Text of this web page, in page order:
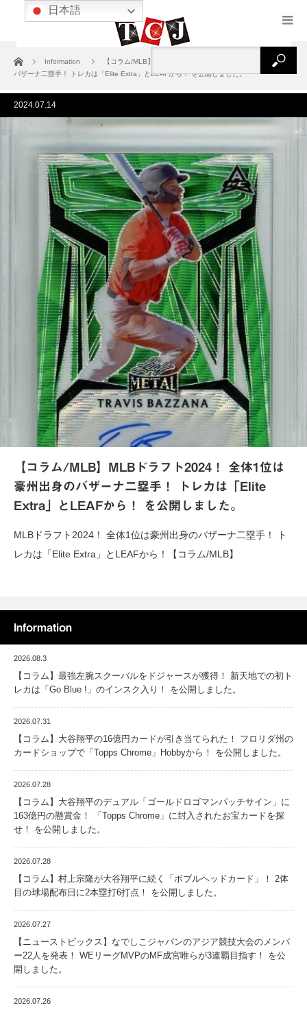
ホーム Information
【コラム/MLB】MLBドラフト2024！ 全体1位は豪州出身の
バザーナ二塁手！ トレカは「Elite Extra」とLEAFから！ を公開しました。
2024.07.14
【コラム/MLB】MLBドラフト2024！ 全体1位は
豪州出身のバザーナ二塁手！ トレカは「Elite
Extra」とLEAFから！ を公開しました。
MLBドラフト2024！ 全体1位は豪州出身のバザーナ二塁手！ ト
レカは「Elite Extra」とLEAFから！【コラム/MLB】
Information
2026.08.3
【コラム】最強左腕スクーバルをドジャースが獲得！ 新天地での初ト
レカは「Go Blue !」のインスク入り！ を公開しました。
2026.07.31
【コラム】大谷翔平の16億円カードが引き当てられた！ フロリダ州の
カードショップで「Topps Chrome」Hobbyから！ を公開しました。
2026.07.28
【コラム】大谷翔平のデュアル「ゴールドロゴマンパッチサイン」に
163億円の懸賞金！ 「Topps Chrome」に封入されたお宝カードを探
せ！ を公開しました。
2026.07.28
【コラム】村上宗隆が大谷翔平に続く「ボブルヘッドカード」！ 2体
目の球場配布日に2本塁打6打点！ を公開しました。
2026.07.27
【ニューストピックス】なでしこジャパンのアジア競技大会のメンバ
ー22人を発表！ WEリーグMVPのMF成宮唯らが3連覇目指す！ を公
開しました。
2026.07.26
日本語